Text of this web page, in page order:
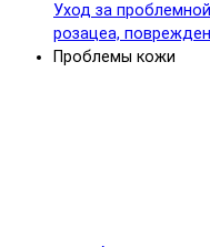
Уход за
розацеа,
Проблемы кожи